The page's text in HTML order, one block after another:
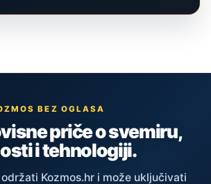
BEZ OGLASA
priče o svemiru,
i tehnologiji.
Kozmos.hr i može uključivati